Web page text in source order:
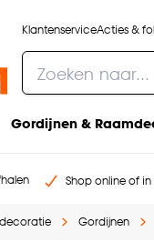
KlantenserviceActies &
Gordijnen &
Shop online of in
Gordijnen